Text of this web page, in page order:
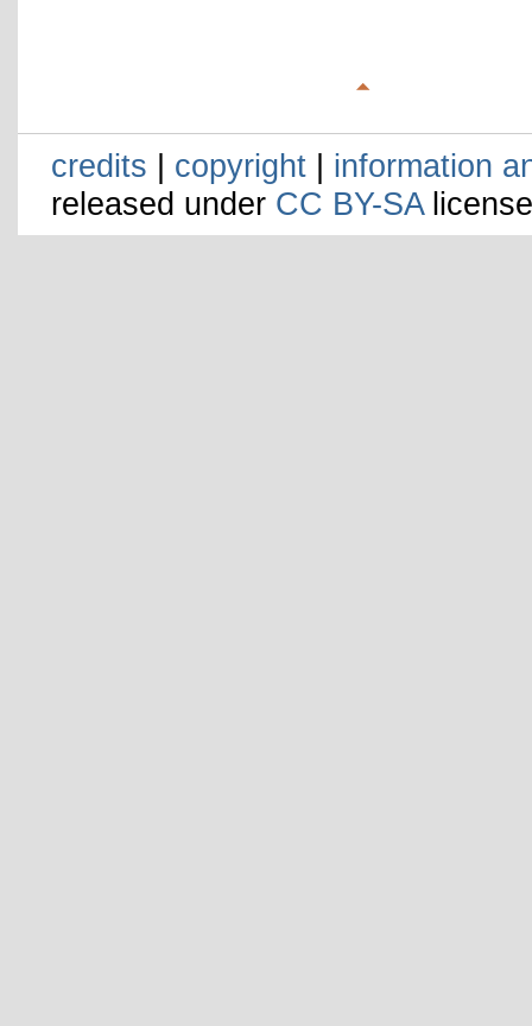
credits | copyright | information
released under CC BY-SA